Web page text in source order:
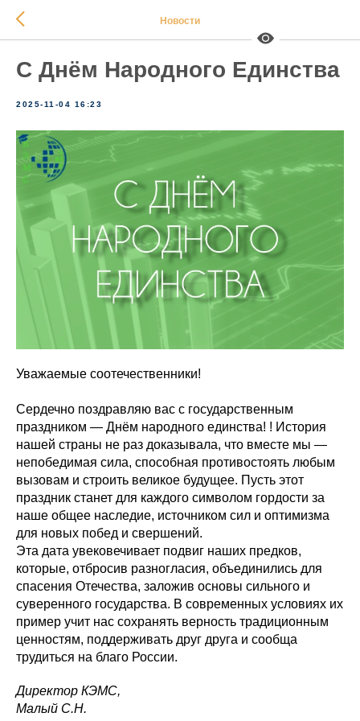
Новости
С Днём Народного Единства
2025-11-04 16:23
Уважаемые соотечественники!
Сердечно поздравляю вас с государственным
праздником — Днём народного единства! ! История
нашей страны не раз доказывала, что вместе мы —
непобедимая сила, способная противостоять любым
вызовам и строить великое будущее. Пусть этот
праздник станет для каждого символом гордости за
наше общее наследие, источником сил и оптимизма
для новых побед и свершений.
Эта дата увековечивает подвиг наших предков,
которые, отбросив разногласия, объединились для
спасения Отечества, заложив основы сильного и
суверенного государства. В современных условиях их
пример учит нас сохранять верность традиционным
ценностям, поддерживать друг друга и сообща
трудиться на благо России.
Директор КЭМС,
Малый С.Н.